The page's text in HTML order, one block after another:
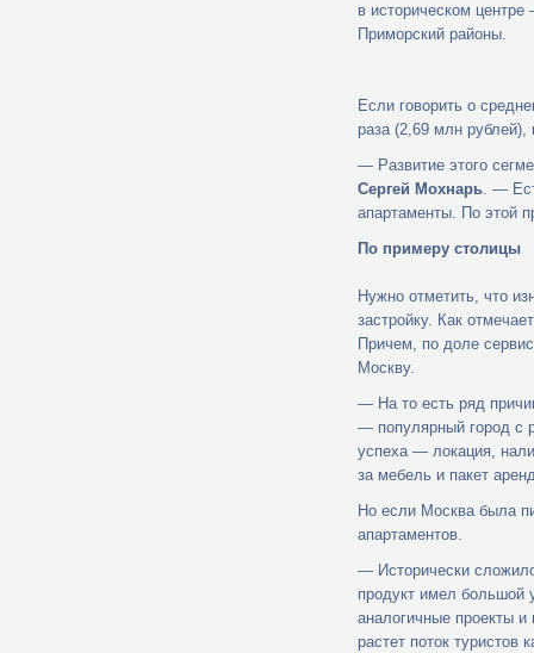
в историческом
Приморский районы.
Если говорить о
раза (2,69 млн рублей),
— Развитие этого
Сергей Мохнарь. —
апартаменты. По этой
По примеру столицы
Нужно отметить, что
застройку. Как
Причем, по доле
Москву.
— На то есть ряд
— популярный город с
успеха — локация,
за мебель и пакет
Но если Москва была
апартаментов.
— Исторически
продукт имел большой
аналогичные проекты
растет поток туристов